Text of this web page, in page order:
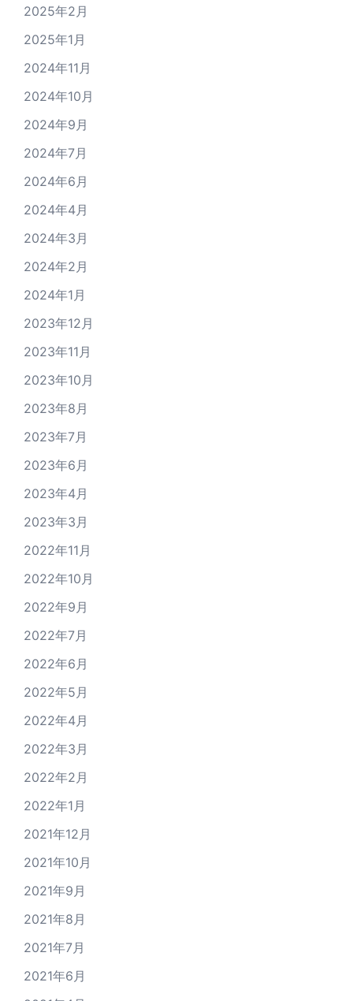
2025年2月
2025年1月
2024年11月
2024年10月
2024年9月
2024年7月
2024年6月
2024年4月
2024年3月
2024年2月
2024年1月
2023年12月
2023年11月
2023年10月
2023年8月
2023年7月
2023年6月
2023年4月
2023年3月
2022年11月
2022年10月
2022年9月
2022年7月
2022年6月
2022年5月
2022年4月
2022年3月
2022年2月
2022年1月
2021年12月
2021年10月
2021年9月
2021年8月
2021年7月
2021年6月